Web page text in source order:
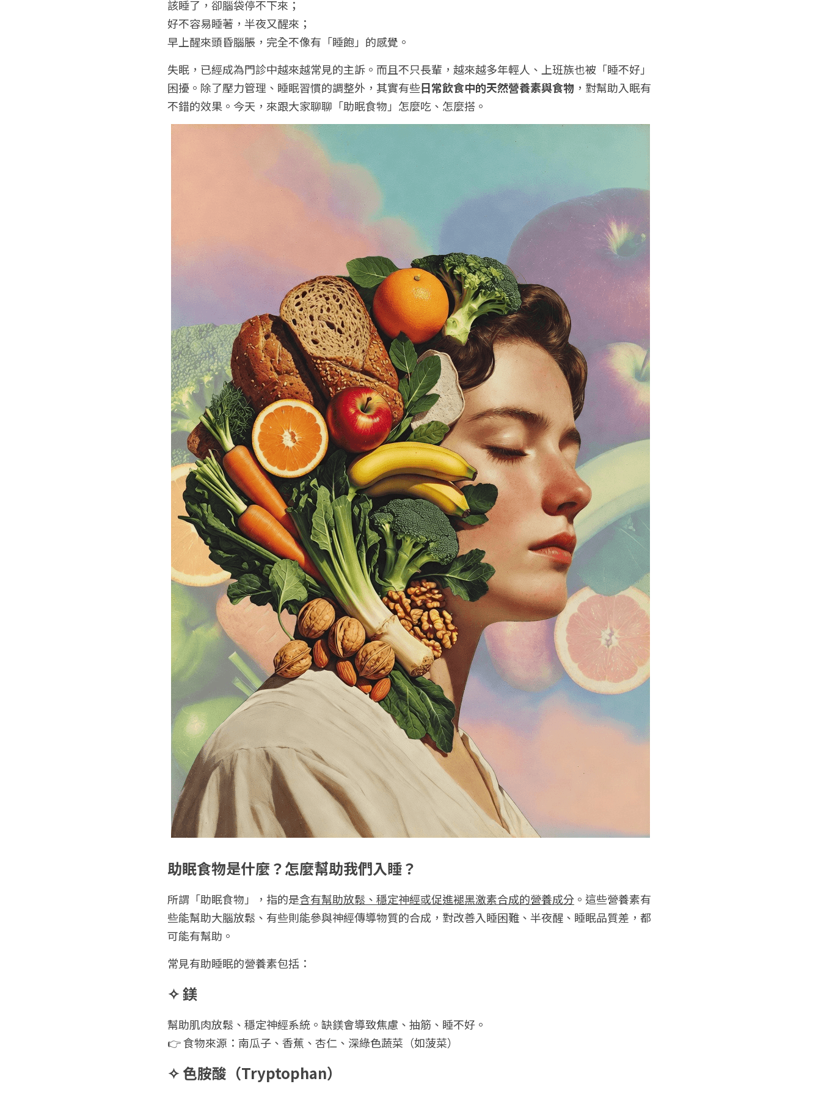
該睡了，卻腦袋停不下來；
好不容易睡著，半夜又醒來；
早上醒來頭昏腦脹，完全不像有「睡飽」的感覺。
失眠，已經成為門診中越來越常見的主訴。而且不只長輩，越來越多年輕人、上班族也被「睡不好」
困擾。除了壓力管理、睡眠習慣的調整外，其實有些日常飲食中的天然營養素與食物 ，對幫助入眠有
不錯的效果。今天，來跟大家聊聊「助眠食物」怎麼吃、怎麼搭。
助眠食物是什麼？怎麼幫助我們入睡？
所謂「助眠食物」，指的是含有幫助放鬆、穩定神經或促進褪黑激素合成的營養成分 。這些營養素有
些能幫助大腦放鬆、有些則能參與神經傳導物質的合成，對改善入睡困難、半夜醒、睡眠品質差，都
可能有幫助。
常見有助睡眠的營養素包括：
✧ 鎂
幫助肌肉放鬆、穩定神經系統。缺鎂會導致焦慮、抽筋、睡不好。
👉 食物來源：南瓜子、香蕉、杏仁、深綠色蔬菜（如菠菜）
✧ 色胺酸（Tryptophan）